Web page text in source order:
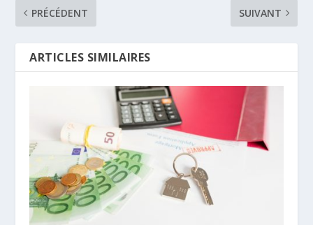
PRÉCÉDENT
SUIVANT
ARTICLES SIMILAIRES